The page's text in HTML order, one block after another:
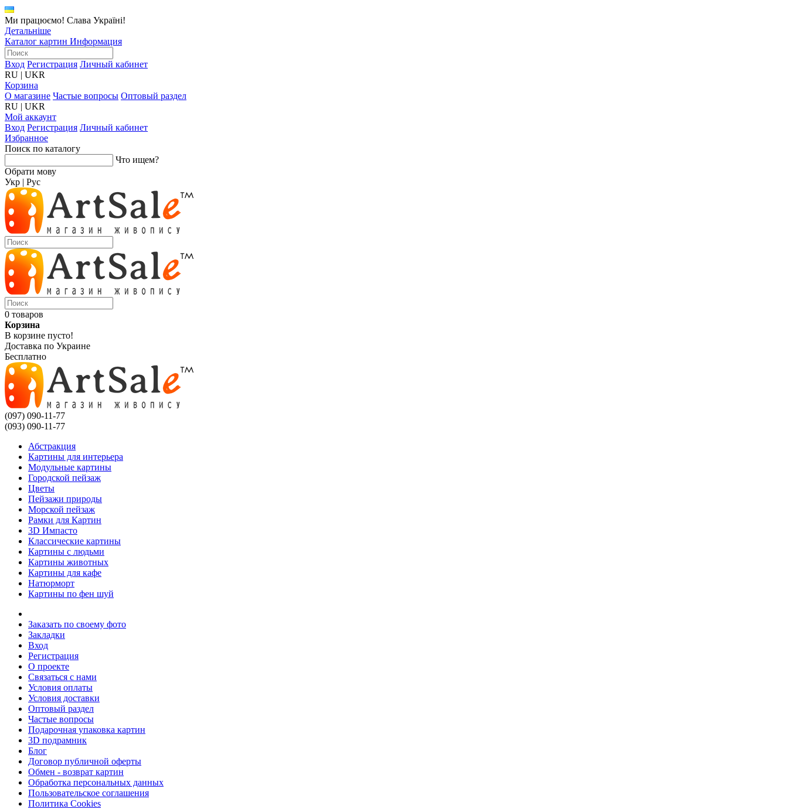
Ми працюємо! Слава Україні!
Детальніше
Каталог картин Информация
Вход Регистрация Личный кабинет
RU | UKR
Корзина
О магазине Частые вопросы Оптовый раздел
RU | UKR
Мой аккаунт
Вход Регистрация Личный кабинет
Избранное
Поиск по каталогу
Что ищем?
Обрати мову
Укр | Рус
0 товаров
Корзина
В корзине пусто!
Доставка по Украине
Бесплатно
(097) 090-11-77
(093) 090-11-77
Абстракция
Картины для интерьера
Модульные картины
Городской пейзаж
Цветы
Пейзажи природы
Морской пейзаж
Рамки для Картин
3D Импасто
Классические картины
Картины с людьми
Картины животных
Картины для кафе
Натюрморт
Картины по фен шуй
Заказать по своему фото
Закладки
Вход
Регистрация
О проекте
Связаться с нами
Условия оплаты
Условия доставки
Оптовый раздел
Частые вопросы
Подарочная упаковка картин
3D подрамник
Блог
Договор публичной оферты
Обмен - возврат картин
Обработка персональных данных
Пользовательское соглашения
Политика Cookies